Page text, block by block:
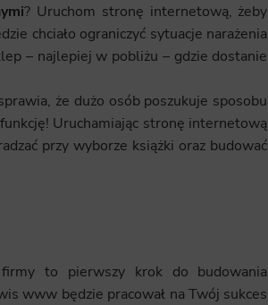
? Uruchom stronę internetową, żeby
chciało ograniczyć sytuacje narażenia
– najlepiej w pobliżu – gdzie dostanie
że dużo osób poszukuje sposobu
Uruchamiając stronę internetową
przy wyborze książki oraz budować
to pierwszy krok do budowania
www będzie pracował na Twój sukces